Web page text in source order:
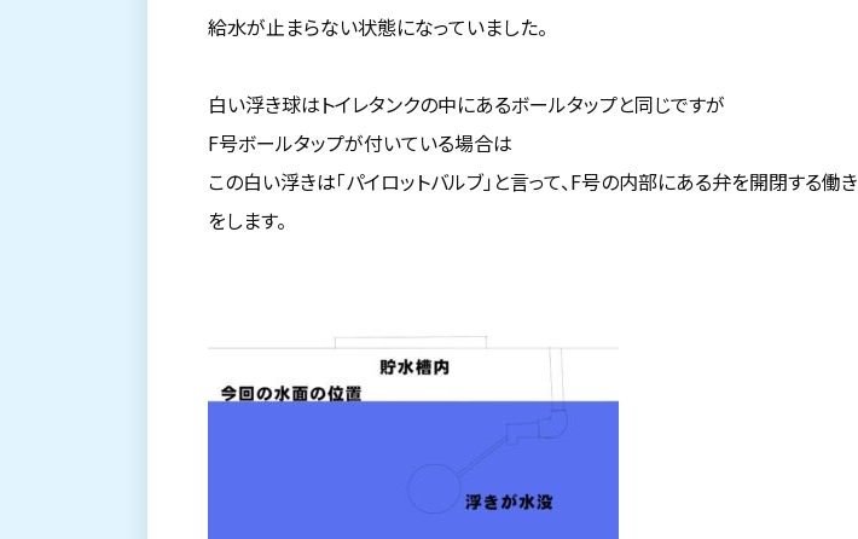
給水が止まらない状態になっていました。
白い浮き球はトイレタンクの中にあるボールタップと同じですが
F号ボールタップが付いている場合は
この白い浮きは「パイロットバルブ」と言って、F号の内部にある弁を開閉する働き
をします。